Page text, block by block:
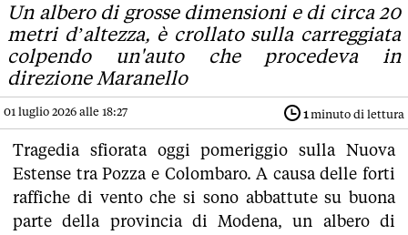
Un albero di grosse dimensioni e di circa 20
metri d’altezza, è crollato sulla carreggiata
colpendo un'auto che procedeva in
direzione Maranello
01 luglio 2026 alle 18:27 1minuto di lettura
Tragedia sfiorata oggi pomeriggio sulla Nuova
Estense tra Pozza e Colombaro. A causa delle forti
raffiche di vento che si sono abbattute su buona
parte della provincia di Modena, un albero di